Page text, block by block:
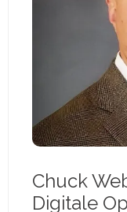
Chuck
Digitale